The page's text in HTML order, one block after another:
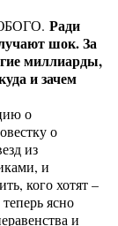
Ради
шок. За
миллиарды,
и зачем
о
о
из
и
кого хотят –
ясно
и